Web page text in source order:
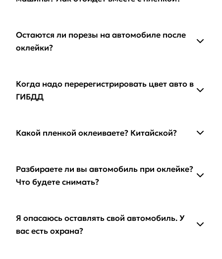
Остаются ли порезы на автомобиле после
оклейки?
Когда надо перерегистрировать цвет авто в
ГИБДД
Какой пленкой оклеиваете? Китайской?
Разбираете ли вы автомобиль при оклейке?
Что будете снимать?
Я опасаюсь оставлять свой автомобиль. У
вас есть охрана?